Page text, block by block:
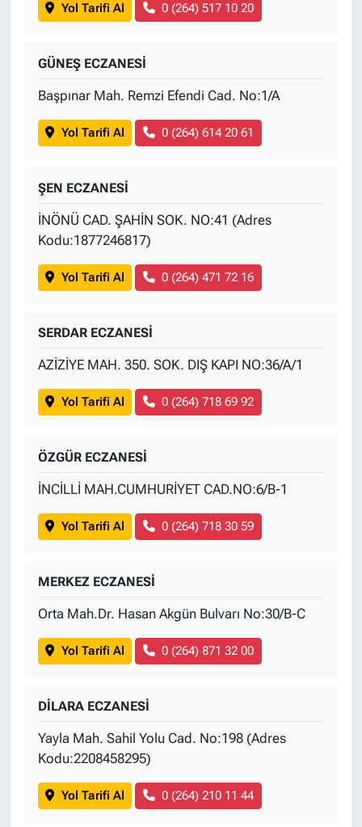
Yol Tarifi Al 0 (264) 517 10 20
GÜNEŞ ECZANESİ
Başpınar Mah. Remzi Efendi Cad. No:1/A
Yol Tarifi Al 0 (264) 614 20 61
ŞEN ECZANESİ
İNÖNÜ CAD. ŞAHİN SOK. NO:41 (Adres
Kodu:1877246817)
Yol Tarifi Al 0 (264) 471 72 16
SERDAR ECZANESİ
AZİZİYE MAH. 350. SOK. DIŞ KAPI NO:36/A/1
Yol Tarifi Al 0 (264) 718 69 92
ÖZGÜR ECZANESİ
İNCİLLİ MAH.CUMHURİYET CAD.NO:6/B-1
Yol Tarifi Al 0 (264) 718 30 59
MERKEZ ECZANESİ
Orta Mah.Dr. Hasan Akgün Bulvarı No:30/B-C
Yol Tarifi Al 0 (264) 871 32 00
DİLARA ECZANESİ
Yayla Mah. Sahil Yolu Cad. No:198 (Adres
Kodu:2208458295)
Yol Tarifi Al 0 (264) 210 11 44